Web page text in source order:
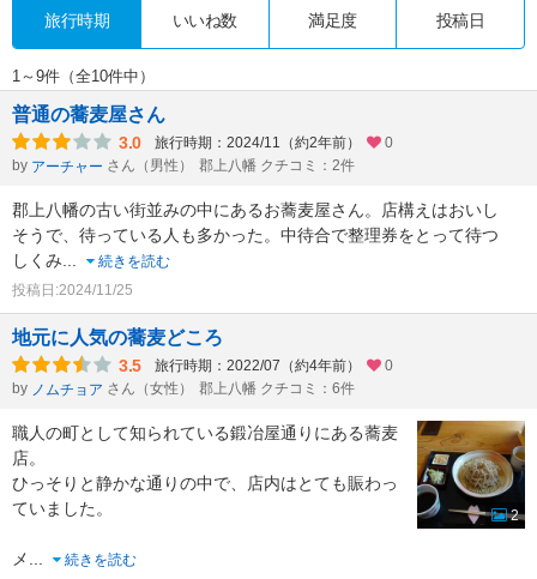
旅行時期 いいね数 満足度 投稿日
1～9件（全10件中）
普通の蕎麦屋さん
3.0 旅行時期：2024/11（約2年前）
0
by アーチャー さん（男性） 郡上八幡 クチコミ：2件
郡上八幡の古い街並みの中にあるお蕎麦屋さん。店構えはおいし
そうで、待っている人も多かった。中待合で整理券をとって待つ
しくみ
続きを読む
投稿日:2024/11/25
地元に人気の蕎麦どころ
3.5 旅行時期：2022/07（約4年前）
0
by ノムチョア さん（女性） 郡上八幡 クチコミ：6件
職人の町として知られている鍛冶屋通りにある蕎麦
店。
ひっそりと静かな通りの中で、店内はとても賑わっ
ていました。
メ
続きを読む
2